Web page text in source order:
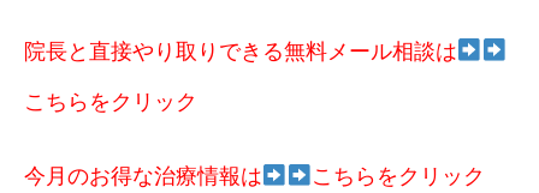
院長と直接やり取りできる無料メール相談は
こちらをクリック
今月のお得な治療情報は こちらをクリック